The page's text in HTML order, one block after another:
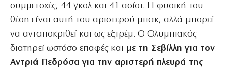
συμμετοχές, 44 γκολ και 41 ασίστ. Η φυσική του
θέση είναι αυτή του αριστερού μπακ, αλλά μπορεί
να ανταποκριθεί και ως εξτρέμ. Ο Ολυμπιακός
διατηρεί ωστόσο επαφές και με τη Σεβίλλη για τον
Αντριά Πεδρόσα για την αριστερή πλευρά της